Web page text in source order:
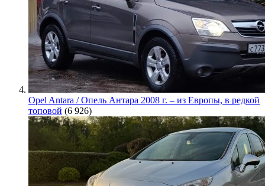
Opel Antara / Опель Антара 2008 г. – из Европы, в редкой
топовой (6 926)